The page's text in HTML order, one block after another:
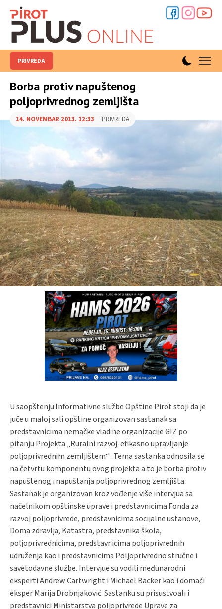
PRIVREDA
Borba protiv napuštenog
poljoprivrednog zemljišta
14. NOVEMBAR 2013. 12:33 PRIVREDA
U saopštenju Informativne službe Opštine Pirot stoji da je
juče u maloj sali opštine organizovan sastanak sa
predstavnicima nemačke vladine organizacije GIZ po
pitanju Projekta „Ruralni razvoj-efikasno upravljanje
poljoprivrednim zemljištem“ . Tema sastanka odnosila se
na četvrtu komponentu ovog projekta a to je borba protiv
napuštenog i napuštanja poljoprivrednog zemljišta.
Sastanak je organizovan kroz vođenje više intervjua sa
načelnikom opštinske uprave i predstavnicima Fonda za
razvoj poljoprivrede, predstavnicima socijalne ustanove,
Doma zdravlja, Katastra, predstavnika škola,
poljoprivrednicima, predstavnicima poljoprivrednih
udruženja kao i predstavnicima Poljoprivredno stručne i
savetodavne službe. Intervjue su vodili međunarodni
eksperti Andrew Cartwright i Michael Backer kao i domaći
eksper Marija Drobnjaković. Sastanku su prisustvoali i
predstavnici Ministarstva poljoprivrede Uprave za